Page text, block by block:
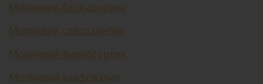
Молиявий барқарорлик
Молиявий саводхонлик
Молиявий фирибгарлик
Молиявий хавфсизлик